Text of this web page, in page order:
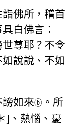
佛所，稽首
白佛言：
世尊耶？不令
說說、不如
謗如來ⓑ 。所
]、熱惱、憂